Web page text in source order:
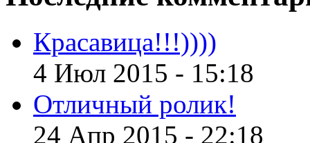
Красавица!!!))))
4 Июл 2015 - 15:18
Отличный ролик!
24 Апр 2015 - 22:18